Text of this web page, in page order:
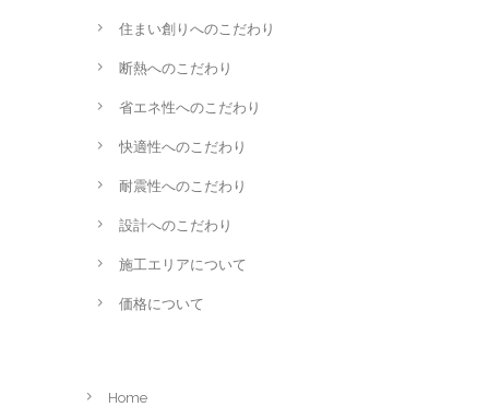
住まい創りへのこだわり
断熱へのこだわり
省エネ性へのこだわり
快適性へのこだわり
耐震性へのこだわり
設計へのこだわり
施工エリアについて
価格について
Home